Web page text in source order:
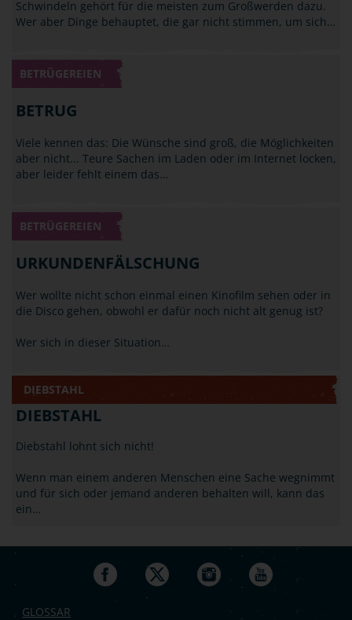
Schwindeln gehört für die meisten zum Großwerden dazu.
Wer aber Dinge behauptet, die gar nicht stimmen, um sich…
BETRÜGEREIEN
BETRUG
Viele kennen das: Die Wünsche sind groß, die Möglichkeiten
aber nicht... Teure Sachen im Laden oder im Internet locken,
aber leider fehlt einem das…
BETRÜGEREIEN
URKUNDENFÄLSCHUNG
Wer wollte nicht schon einmal einen Kinofilm sehen oder in
die Disco gehen, obwohl er dafür noch nicht alt genug ist?
Wer sich in dieser Situation…
DIEBSTAHL
DIEBSTAHL
Diebstahl lohnt sich nicht!
Wenn man einem anderen Menschen eine Sache wegnimmt
und für sich oder jemand anderen behalten will, kann das
ein…
GLOSSAR